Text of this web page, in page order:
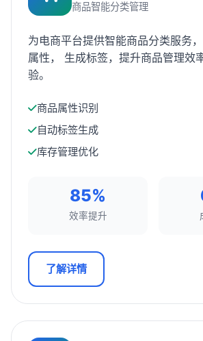
商品智能分类管理
为电商平台提供智能商品分类服务
属性， 生成标签，提升商品管理效
验。
商品属性识别
自动标签生成
库存管理优化
85%
效率提升
了解详情